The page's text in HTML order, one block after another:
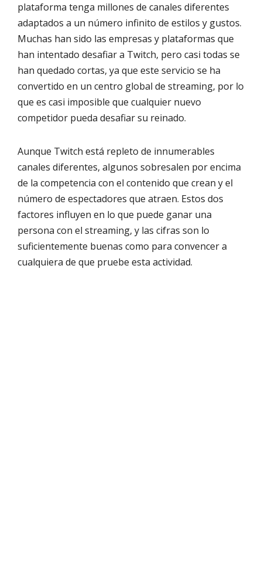
plataforma tenga millones de canales diferentes
adaptados a un número infinito de estilos y gustos.
Muchas han sido las empresas y plataformas que
han intentado desafiar a Twitch, pero casi todas se
han quedado cortas, ya que este servicio se ha
convertido en un centro global de streaming, por lo
que es casi imposible que cualquier nuevo
competidor pueda desafiar su reinado.
Aunque Twitch está repleto de innumerables
canales diferentes, algunos sobresalen por encima
de la competencia con el contenido que crean y el
número de espectadores que atraen. Estos dos
factores influyen en lo que puede ganar una
persona con el streaming, y las cifras son lo
suficientemente buenas como para convencer a
cualquiera de que pruebe esta actividad.